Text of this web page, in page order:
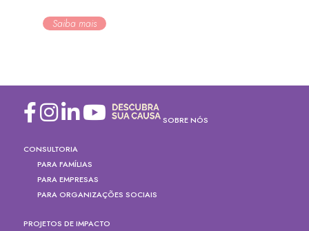
Saiba mais
SOBRE NÓS
CONSULTORIA
PARA FAMÍLIAS
PARA EMPRESAS
PARA ORGANIZAÇÕES SOCIAIS
PROJETOS DE IMPACTO